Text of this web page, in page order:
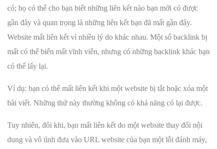
có; họ có thể cho bạn biết những liên kết nào bạn mới có được
gần đây và quan trọng là những liên kết bạn đã mất gần đây.
Website mất liên kết vì nhiều lý do khác nhau. Một số backlink bị
mất có thể biến mất vĩnh viễn, nhưng có những backlink khác bạn
có thể lấy lại.
Ví dụ: bạn có thể mất liên kết khi một website bị tắt hoặc xóa một
bài viết. Những thứ này thường không có khả năng có lại được.
Tuy nhiên, đôi khi, bạn mất liên kết do một website thay đổi nội
dung và vô tình đưa vào URL website của bạn một lỗi đánh máy,